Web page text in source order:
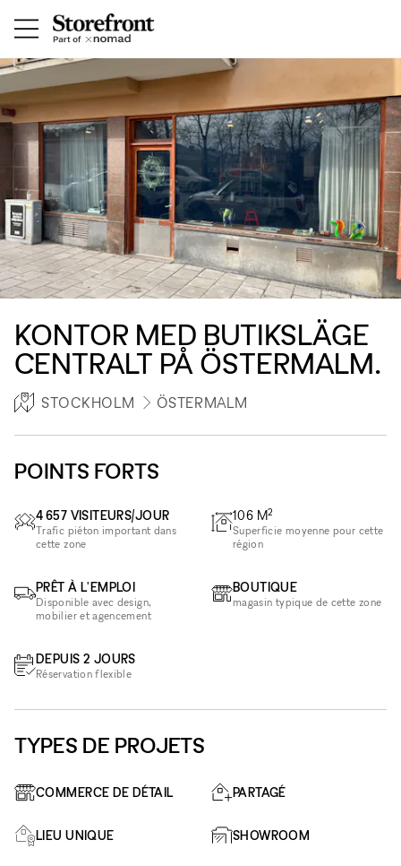
KONTOR MED BUTIKSLÄGE
CENTRALT PÅ ÖSTERMALM.
STOCKHOLM ÖSTERMALM
POINTS FORTS
4 657 VISITEURS/JOUR
Trafic piéton important dans
cette zone
PRÊT À L'EMPLOI
Disponible avec design,
mobilier et agencement
DEPUIS 2 JOURS
Réservation flexible
106 M2
Superficie moyenne pour cette
région
BOUTIQUE
magasin typique de cette zone
TYPES DE PROJETS
COMMERCE DE DÉTAIL PARTAGÉ
LIEU UNIQUE SHOWROOM